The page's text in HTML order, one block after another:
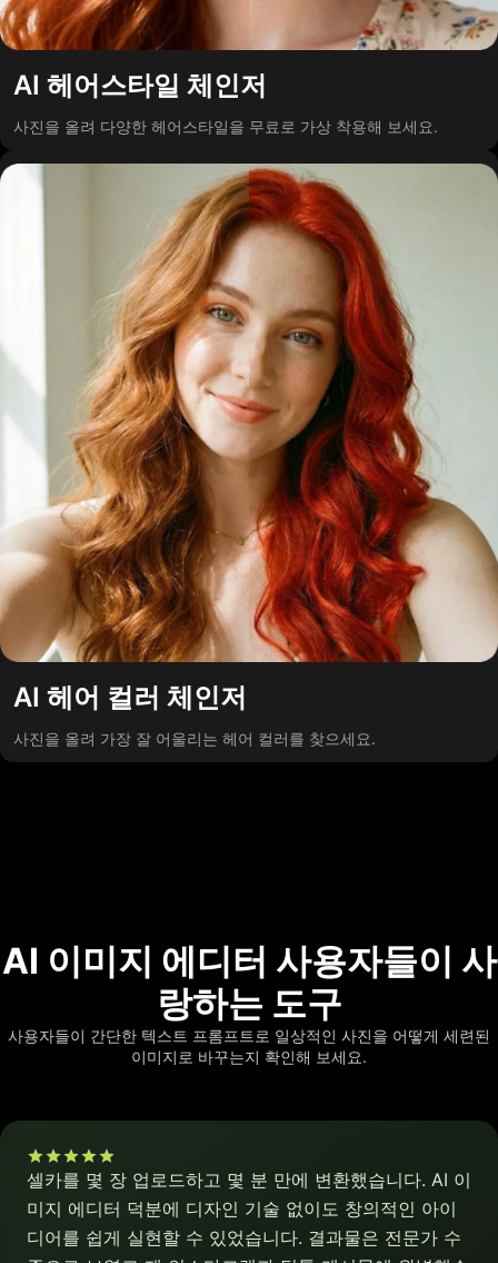
AI 헤어스타일 체인저
사진을 올려 다양한 헤어스타일을 무료로 가상 착용해 보세요.
AI 헤어 컬러 체인저
사진을 올려 가장 잘 어울리는 헤어 컬러를 찾으세요.
AI 이미지 에디터 사용자들이 사
랑하는 도구
사용자들이 간단한 텍스트 프롬프트로 일상적인 사진을 어떻게 세련된
이미지로 바꾸는지 확인해 보세요.
셀카를 몇 장 업로드하고 몇 분 만에 변환했습니다. AI 이
미지 에디터 덕분에 디자인 기술 없이도 창의적인 아이
디어를 쉽게 실현할 수 있었습니다. 결과물은 전문가 수